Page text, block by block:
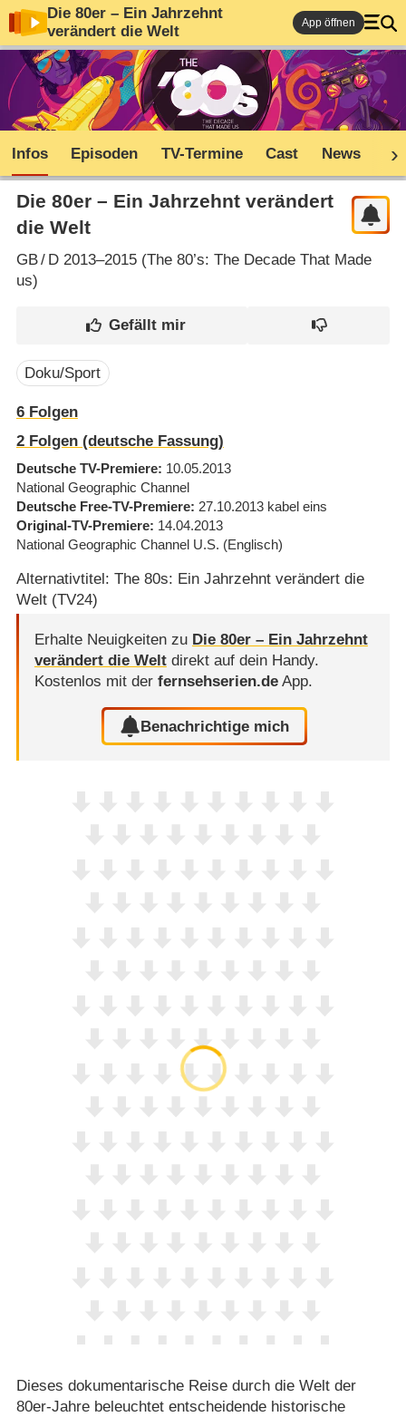
Die 80er – Ein Jahrzehnt
verändert die Welt
App öffnen
Infos Episoden TV-Termine Cast News
Die 80er – Ein Jahrzehnt verändert
die Welt
GB/ D2013–2015 (The 80’s: The Decade That Made
us)
Doku/Sport
6Folgen
2Folgen (deutsche Fassung)
Deutsche TV-Premiere 10.05.2013
National Geographic Channel
Deutsche Free-TV-Premiere 27.10.2013 kabel eins
Original-TV-Premiere 14.04.2013
National Geographic Channel U.S. (Englisch)
Alternativtitel: The 80s: Ein Jahrzehnt verändert die
Welt (TV24)
Erhalte Neuigkeiten zu Die 80er – Ein Jahrzehnt
verändert die Weltdirekt auf dein Handy.
Kostenlos mit der fernsehserien.deApp.
Benachrichtige mich
Dieses dokumentarische Reise durch die Welt der
80er-Jahre beleuchtet entscheidende historische